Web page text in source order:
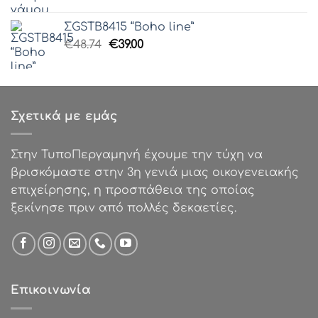
€85.00.είναι:
€50.00.
ΣGSTB8415 “Boho line”
€48.74 Original
€48.74.
€39.00Η
είναι:
Σχετικά με εμάς
Στην ΤυποΠεργαμηνή έχουμε την τύχη να
βρισκόμαστε στην 3η γενιά μιας οικογενειακής
επιχείρησης, η προσπάθεια της οποίας
ξεκίνησε πριν από πολλές δεκαετίες.
Επικοινωνία